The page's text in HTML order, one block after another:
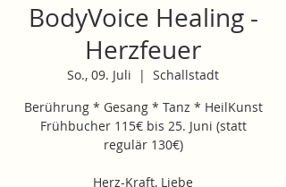
BodyVoice Healing -
Herzfeuer
So., 09. Juli
  |
Schallstadt
Berührung * Gesang * Tanz * HeilKunst
Frühbucher 115€ bis 25. Juni (statt
regulär 130€)
Herz-Kraft, Liebe